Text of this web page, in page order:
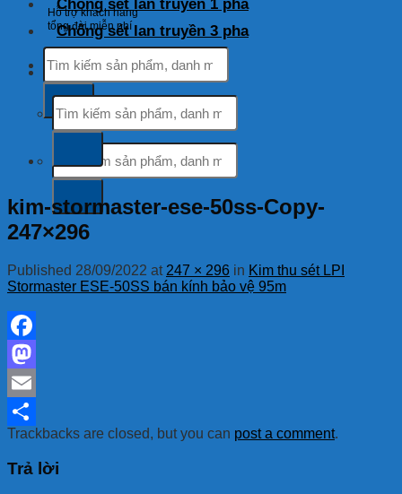
Hỗ trợ khách hàng
tổng đài miễn phí
Tìm
kiếm:
kiếm:
Chống sét lan truyền 1 pha
Chống sét lan truyền 3 pha
Tìm
kiếm:
kim-stormaster-ese-50ss-Copy-
247×296
Published 28/09/2022 at 247 × 296 in Kim thu sét LPI
Stormaster ESE-50SS bán kính bảo vệ 95m
Facebook
Mastodon
Email
Share
Trackbacks are closed, but you can post a comment.
Trả lời